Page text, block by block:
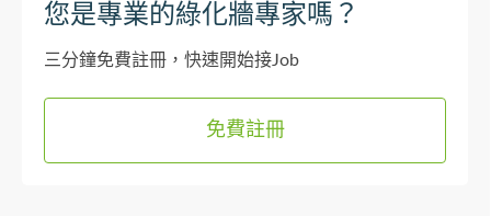
您是專業的綠化牆專家嗎？
三分鐘免費註冊，快速開始接Job
免費註冊